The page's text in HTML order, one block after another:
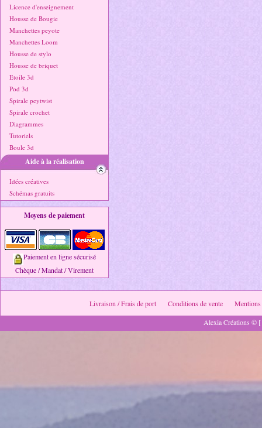
Licence d'enseignement
Housse de Bougie
Manchettes peyote
Manchettes Loom
Housse de stylo
Housse de briquet
Etoile 3d
Pod 3d
Spirale peytwist
Spirale crochet
Diagrammes
Tutoriels
Boule 3d
Aide à la réalisation
Idées créatives
Schémas gratuits
Moyens de paiement
Paiement en ligne sécurisé
Chèque / Mandat / Virement
Livraison / Frais de port Conditions de vente
Mentions
Alexia Créations ©